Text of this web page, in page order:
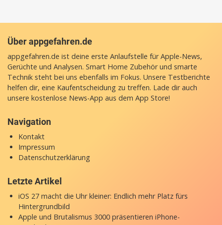
Über appgefahren.de
appgefahren.de ist deine erste Anlaufstelle für Apple-News,
Gerüchte und Analysen. Smart Home Zubehör und smarte
Technik steht bei uns ebenfalls im Fokus. Unsere Testberichte
helfen dir, eine Kaufentscheidung zu treffen. Lade dir auch
unsere kostenlose News-App aus dem App Store!
Navigation
Kontakt
Impressum
Datenschutzerklärung
Letzte Artikel
iOS 27 macht die Uhr kleiner: Endlich mehr Platz fürs
Hintergrundbild
Apple und Brutalismus 3000 präsentieren iPhone-